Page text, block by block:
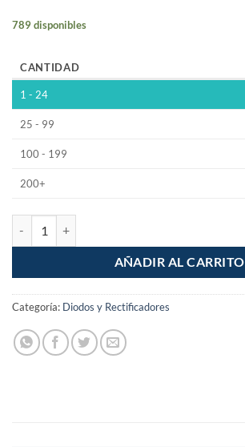
789 disponibles
CANTIDAD
1 - 24
25 - 99
100 - 199
200+
AÑADIR AL CARRITO
Categoría: Diodos y Rectificadores